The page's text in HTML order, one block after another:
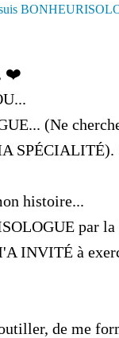
❤️
(Ne
SPÉCIALITÉ).
histoire...
par la
INVITÉ à
de me